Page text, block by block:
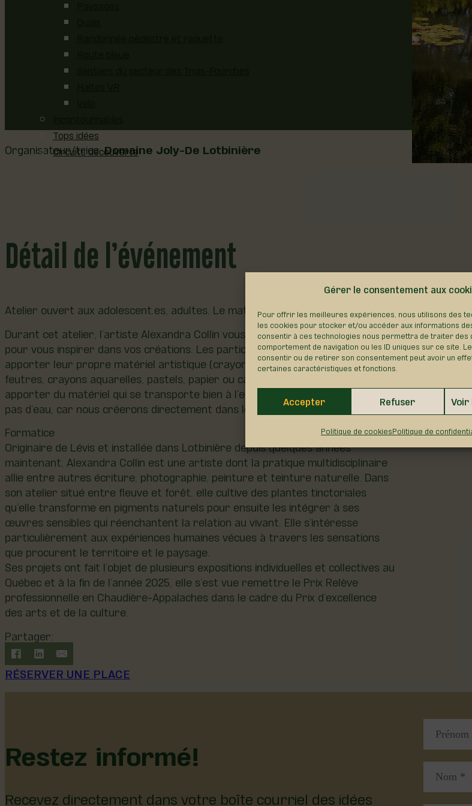
Gérer le consentement aux
Pour offrir les meilleures expériences, nous utilisons des
les cookies pour stocker et/ou accéder aux informations
consentir à ces technologies nous permettra de traiter des
comportement de navigation ou les ID uniques sur ce site.
consentir ou de retirer son consentement peut avoir un
certaines caractéristiques et fonctions.
Accepter Refuser Voir
Politique de cookiesPolitique de
Tops idées
Circuits découverte
Organisateur/trice:Domaine Joly-De Lotbinière
Détail de l’événement
Atelier ouvert aux adolescent.es, adultes. Le matériel n’est pas fourni.
Durant cet atelier, l’artiste Alexandra Collin vous invitera à utiliser vos sens
pour vous inspirer dans vos créations. Les participant.es sont invité.es à
apporter leur propre matériel artistique (crayons de couleurs, crayons
feutres, crayons aquarelles, pastels, papier ou canevas, etc.) Pensez à
apporter du matériel qui se transporte bien à l’extérieur et qui ne nécessite
pas d’eau, car nous créerons directement dans les jardins.
Formatice
Originaire de Lévis et installée dans Lotbinière depuis quelques années
maintenant, Alexandra Collin est une artiste dont la pratique multidisciplinaire
allie entre autres écriture, photographie, peinture et teinture naturelle. Dans
son atelier situé entre fleuve et forêt, elle cultive des plantes tinctoriales
qu’elle transforme en pigments naturels pour ensuite les intégrer à ses
œuvres sensibles qui réenchantent la relation au vivant. Elle s’intéresse
particulièrement aux expériences humaines vécues à travers les sensations
que procurent le territoire et le paysage.
Ses projets ont fait l’objet de plusieurs expositions individuelles et collectives au
Québec et à la fin de l’année 2025, elle s’est vue remettre le Prix Relève
professionnelle en Chaudière-Appalaches dans le cadre du Prix d’excellence
des arts et de la culture.
Partager:
RÉSERVER UNE PLACE
Restez informé!
Recevez directement dans votre boîte courriel des idées